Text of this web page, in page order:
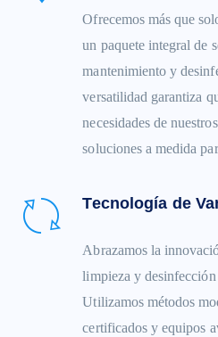
Ofrecemos más que
un paquete integral de
mantenimiento y
versatilidad garantiza
necesidades de
soluciones a medida
Tecnología de
Abrazamos la
limpieza y
Utilizamos métodos
certificados y equipos